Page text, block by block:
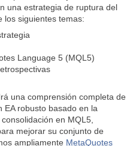
una estrategia de ruptura del
los siguientes temas:
Language 5 (MQL5)
una comprensión completa de
robusto basado en la
en MQL5,
mejorar su conjunto de
ampliamente MetaQuotes